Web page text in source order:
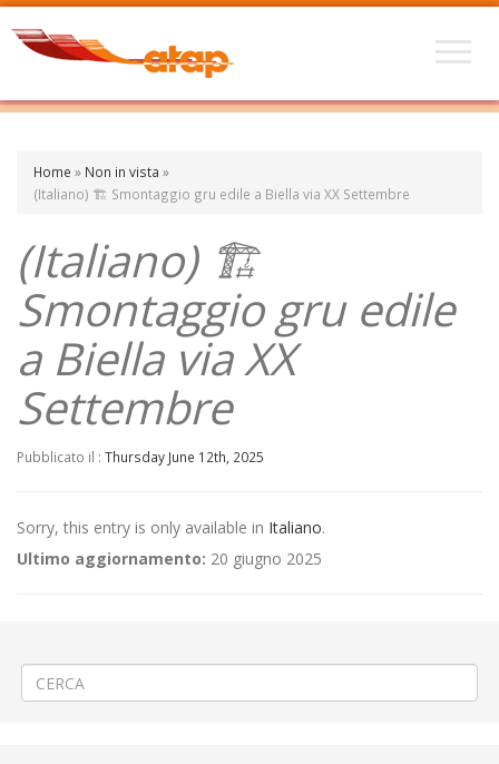
Home » Non in vista »
(Italiano) 🏗️ Smontaggio gru edile a Biella via XX Settembre
(Italiano) 🏗️
Smontaggio gru edile
a Biella via XX
Settembre
Pubblicato il : Thursday June 12th, 2025
Sorry, this entry is only available in Italiano.
Ultimo aggiornamento: 20 giugno 2025